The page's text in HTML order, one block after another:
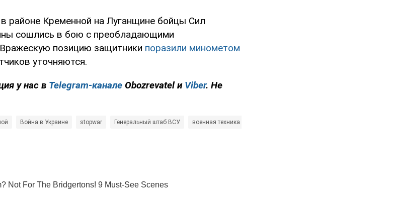
районе Кременной на Луганщине бойцы Сил
сошлись в бою с преобладающими
позицию защитники поразили минометом
уточняются.
у нас в Telegram-канале Obozrevatel и Viber. Не
Война в Украине stopwar Генеральный штаб ВСУ военная техника